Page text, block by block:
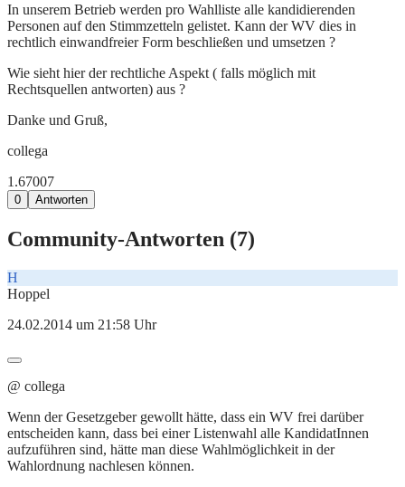
In unserem Betrieb werden pro Wahlliste alle kandidierenden
Personen auf den Stimmzetteln gelistet. Kann der WV dies in
rechtlich einwandfreier Form beschließen und umsetzen ?
Wie sieht hier der rechtliche Aspekt ( falls möglich mit
Rechtsquellen antworten) aus ?
Danke und Gruß,
collega
1.67007
0 Antworten
Community-Antworten (7)
H
Hoppel
24.02.2014 um 21:58 Uhr
@ collega
Wenn der Gesetzgeber gewollt hätte, dass ein WV frei darüber
entscheiden kann, dass bei einer Listenwahl alle KandidatInnen
aufzuführen sind, hätte man diese Wahlmöglichkeit in der
Wahlordnung nachlesen können.